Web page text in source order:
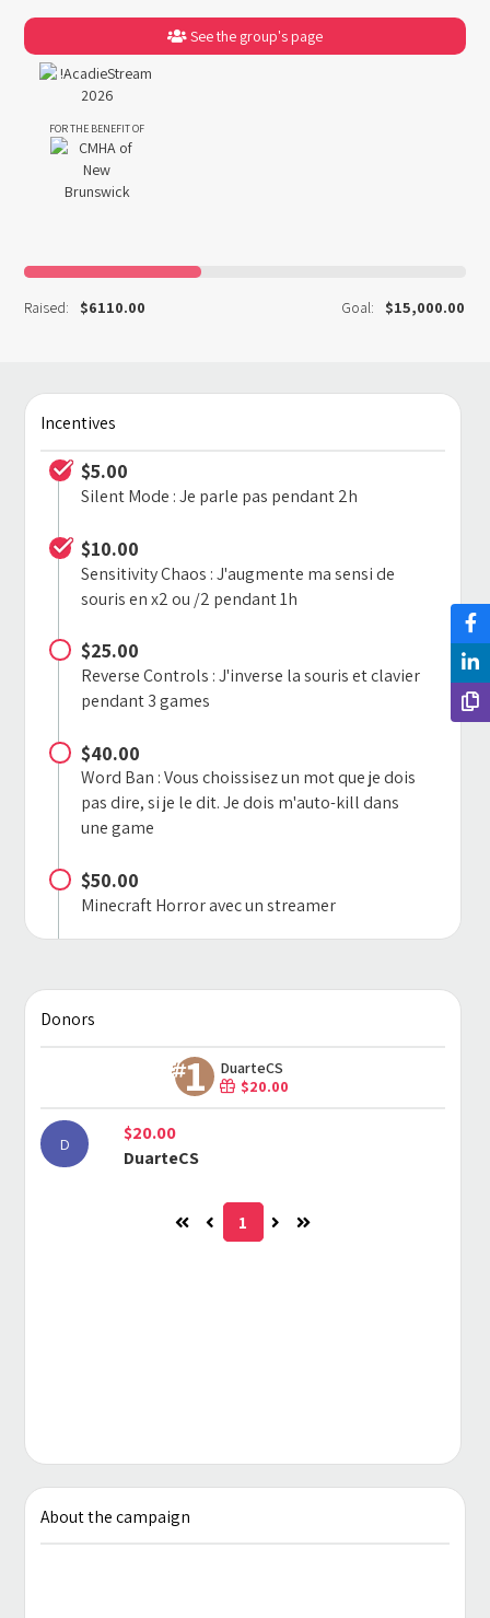
See the group's page
FOR THE BENEFIT OF
Raised $6110.00 Goal $15,000.00
About the campaign
Incentives
$5.00
Silent Mode : Je parle pas pendant 2h
$10.00
Sensitivity Chaos : J'augmente ma sensi de
souris en x2 ou /2 pendant 1h
$25.00
Reverse Controls : J'inverse la souris et clavier
pendant 3 games
$40.00
Word Ban : Vous choissisez un mot que je dois
pas dire, si je le dit. Je dois m'auto-kill dans
une game
$50.00
Minecraft Horror avec un streamer
guidé
$200.00
Donors
DuarteCS
$20.00
D
$20.00
DuarteCS
1